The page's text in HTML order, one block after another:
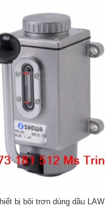
bị bôi trơn dùng dầu LAW